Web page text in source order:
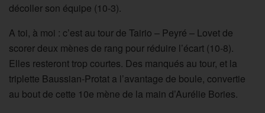
décoller son équipe (10-3).
A toi, à moi : c’est au tour de Tairio – Peyré – Lovet de
scorer deux mènes de rang pour réduire l’écart (10-8).
Elles resteront trop courtes. Des manqués au tour, et la
triplette Baussian-Protat a l’avantage de boule, convertie
au bout de cette 10e mène de la main d’Aurélie Bories.